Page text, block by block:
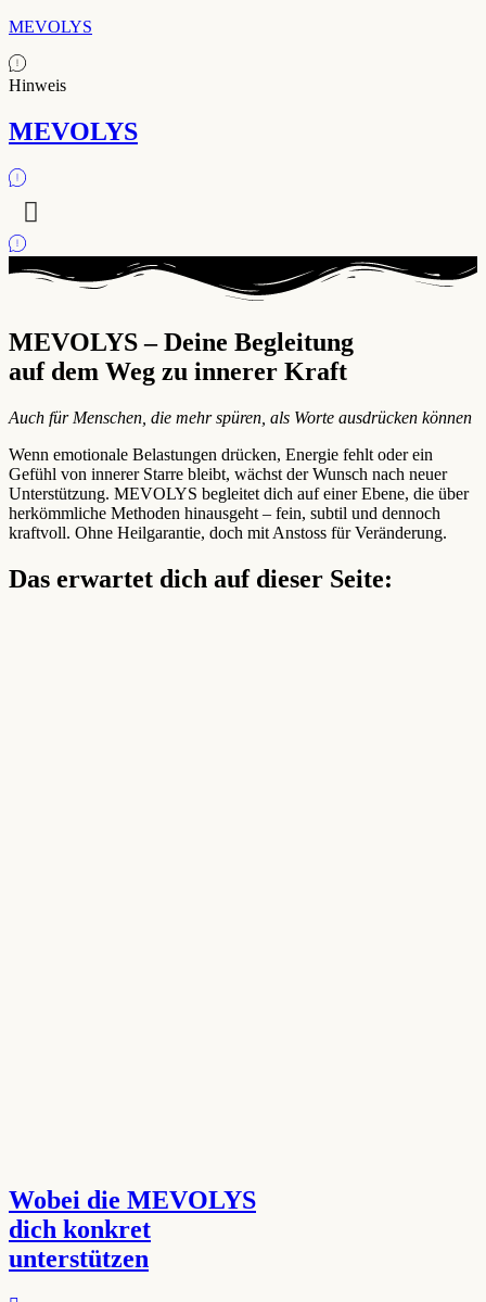
MEVOLYS
Hinweis
MEVOLYS
MEVOLYS – Deine Begleitung
auf dem Weg zu innerer Kraft
Auch für Menschen, die mehr spüren, als Worte ausdrücken können
Wenn emotionale Belastungen drücken, Energie fehlt oder ein
Gefühl von innerer Starre bleibt, wächst der Wunsch nach neuer
Unterstützung. MEVOLYS begleitet dich auf einer Ebene, die über
herkömmliche Methoden hinausgeht – fein, subtil und dennoch
kraftvoll. Ohne Heilgarantie, doch mit Anstoss für Veränderung.
Das erwartet dich auf dieser Seite:
Wobei die MEVOLYS
dich konkret
unterstützen